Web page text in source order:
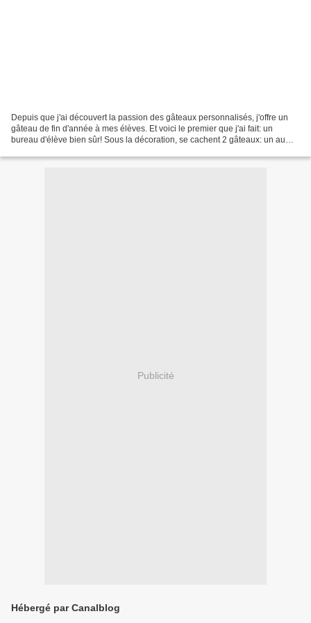
Depuis que j'ai découvert la passion des gâteaux personnalisés, j'offre un
gâteau de fin d'année à mes élèves. Et voici le premier que j'ai fait: un
bureau d'élève bien sûr! Sous la décoration, se cachent 2 gâteaux: un au
Publicité
Hébergé par Canalblog